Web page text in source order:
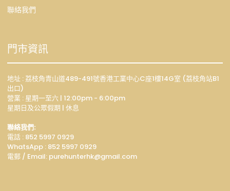
聯絡我們
門市資訊
地址 : 荔枝角青山道489-491號香港工業中心C座1樓14G室 (荔枝角站B1
出口)
營業 : 星期一至六 | 12:00pm - 6:00pm
星期日及公眾假期 | 休息
聯絡我們:
電話 : 852 5997 0929
WhatsApp : 852 5997 0929
電郵 / Email: purehunterhk@gmail.com